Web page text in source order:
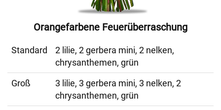
Orangefarbene Feuerüberraschung
Standard
2 lilie, 2 gerbera mini, 2 nelken,
chrysanthemen, grün
Groß
3 lilie, 3 gerbera mini, 3 nelken, 2
chrysanthemen, grün